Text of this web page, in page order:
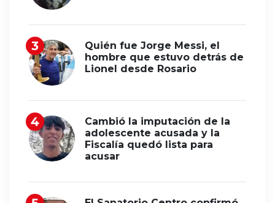
Quién fue Jorge Messi, el
hombre que estuvo detrás de
Lionel desde Rosario
Cambió la imputación de la
adolescente acusada y la
Fiscalía quedó lista para
acusar